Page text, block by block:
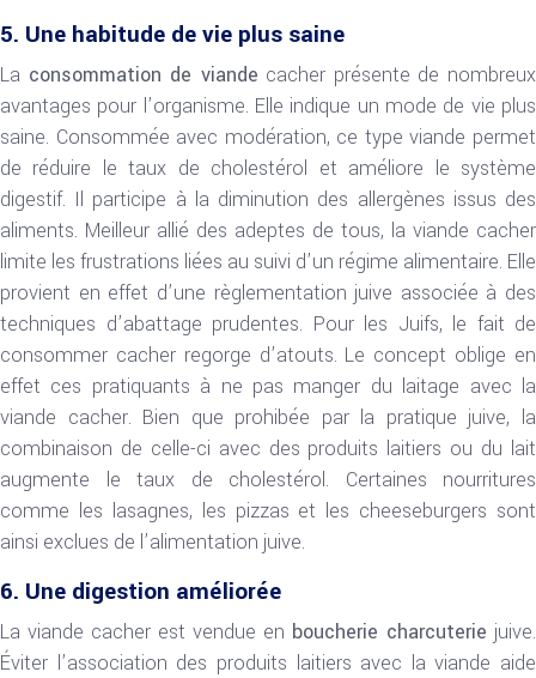
5. Une habitude de vie plus saine
La consommation de viande cacher présente de nombreux
avantages pour l’organisme. Elle indique un mode de vie plus
saine. Consommée avec modération, ce type viande permet
de réduire le taux de cholestérol et améliore le système
digestif. Il participe à la diminution des allergènes issus des
aliments. Meilleur allié des adeptes de tous, la viande cacher
limite les frustrations liées au suivi d’un régime alimentaire. Elle
provient en effet d’une règlementation juive associée à des
techniques d’abattage prudentes. Pour les Juifs, le fait de
consommer cacher regorge d’atouts. Le concept oblige en
effet ces pratiquants à ne pas manger du laitage avec la
viande cacher. Bien que prohibée par la pratique juive, la
combinaison de celle-ci avec des produits laitiers ou du lait
augmente le taux de cholestérol. Certaines nourritures
comme les lasagnes, les pizzas et les cheeseburgers sont
ainsi exclues de l’alimentation juive.
6. Une digestion améliorée
La viande cacher est vendue en boucherie charcuterie juive.
Éviter l’association des produits laitiers avec la viande aide